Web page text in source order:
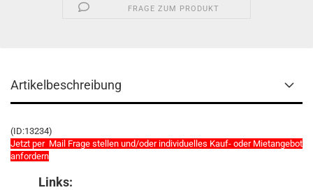
FRAGE ZUM PRODUKT
Artikelbeschreibung
(ID:13234)
Jetzt per Mail Frage stellen und/oder individuelles Kauf- oder Mietangebot
anfordern
Links: